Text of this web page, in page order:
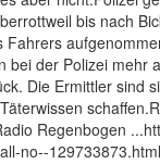
bis nach
bei der Polizei
Die Ermittler
Regenbogen
no--129733873.html